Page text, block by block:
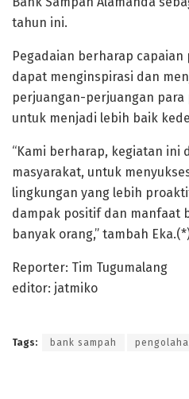
tahun ini.
Pegadaian berharap
dapat menginspirasi dan
perjuangan-perjuangan para
untuk menjadi lebih baik
“Kami berharap, kegiatan ini
masyarakat, untuk
lingkungan yang lebih
dampak positif dan manfaat
banyak orang,” tambah
Reporter: Tim Tugumalang
editor: jatmiko
Tags: bank sampah